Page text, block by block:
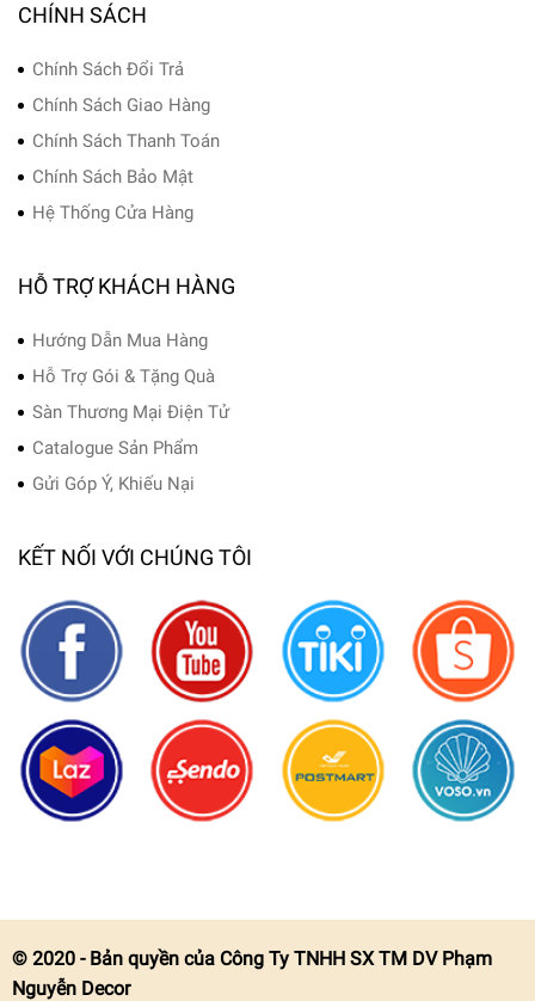
CHÍNH SÁCH
Chính Sách Đổi Trả
Chính Sách Giao Hàng
Chính Sách Thanh Toán
Chính Sách Bảo Mật
Hệ Thống Cửa Hàng
HỖ TRỢ KHÁCH HÀNG
Hướng Dẫn Mua Hàng
Hỗ Trợ Gói & Tặng Quà
Sàn Thương Mại Điện Tử
Catalogue Sản Phẩm
Gửi Góp Ý, Khiếu Nại
KẾT NỐI VỚI CHÚNG TÔI
© 2020 - Bản quyền của Công Ty TNHH SX TM DV Phạm
Nguyễn Decor